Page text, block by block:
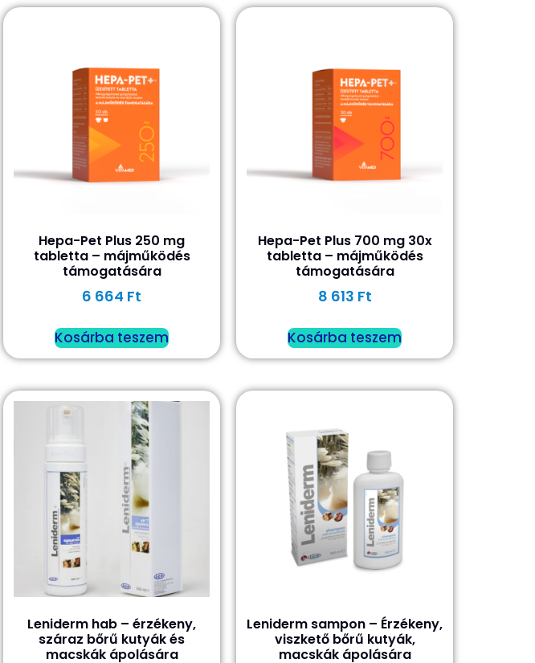
Hepa-Pet Plus 250 mg
tabletta – májműködés
támogatására
6 664 Ft
Kosárba teszem
Hepa-Pet Plus 700 mg 30x
tabletta – májműködés
támogatására
8 613 Ft
Kosárba teszem
Leniderm hab – érzékeny,
száraz bőrű kutyák és
macskák ápolására
Leniderm sampon – Érzékeny,
viszkető bőrű kutyák,
macskák ápolására